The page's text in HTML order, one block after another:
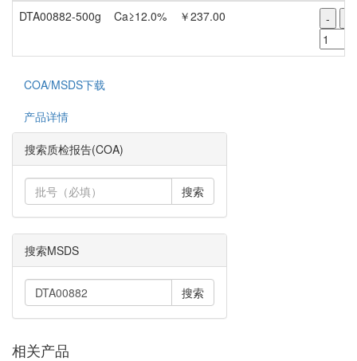
DTA00882-500g
Ca≥12.0% ￥237.00 -
COA/MSDS下载
产品详情
搜索质检报告(COA)
搜索
搜索MSDS
搜索
相关产品